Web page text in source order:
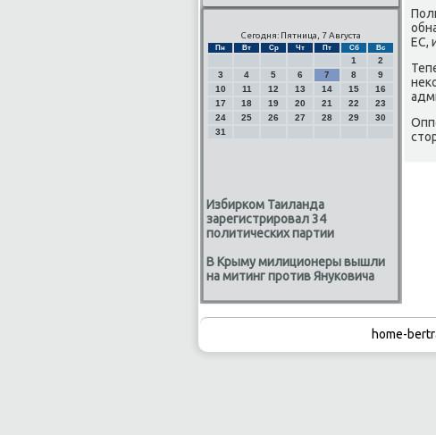
Сегодня: Пятница, 7 Августа
Пн Вт Ср Чт Пт Сб Вс
1
2
3
4 5 6 7 8
9
10
11 12 13 14 15
16
17
18 19 20 21 22
23
24
25 26 27 28 29
30
31
Избирком Таиланда
зарегистрировал 34
политических партии
В Крыму милиционеры вышли
на митинг против Януковича
ЕС,
home-